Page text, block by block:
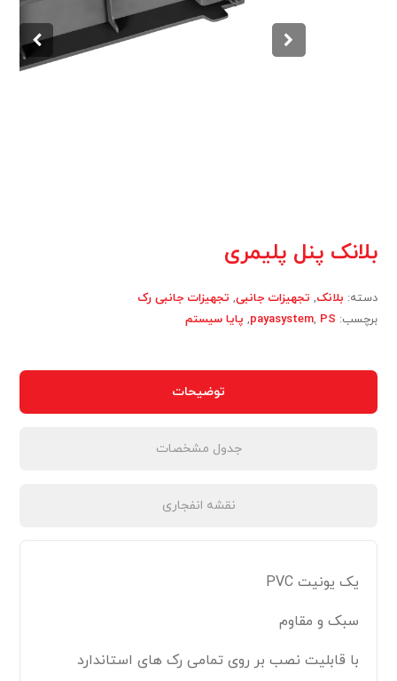
بلانک پنل پلیمری
دسته: بلانک, تجهیزات جانبی, تجهیزات جانبی رک
برچسب:
payasystem, PS
, پایا سیستم
توضیحات
جدول مشخصات
نقشه انفجاری
یک یونیت PVC
سبک و مقاوم
با قابلیت نصب بر روی تمامی رک های استاندارد